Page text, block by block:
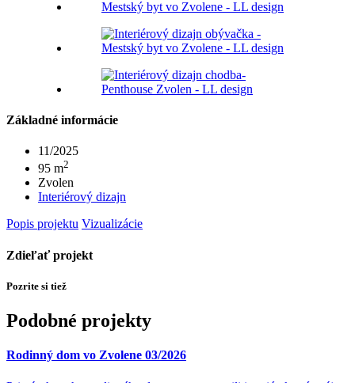
Základné informácie
11/2025
95 m2
Zvolen
Interiérový dizajn
Popis projektu Vizualizácie
Zdieľať projekt
Pozrite si tiež
Podobné projekty
Rodinný dom vo Zvolene 03/2026